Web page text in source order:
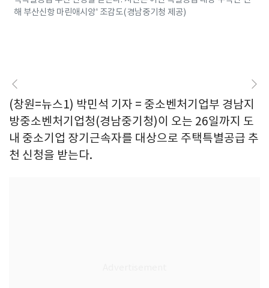
해 부산신항 마린애시앙' 조감도(경남중기청 제공)
(창원=뉴스1) 박민석 기자 = 중소벤처기업부 경남지
방중소벤처기업청(경남중기청)이 오는 26일까지 도
내 중소기업 장기근속자를 대상으로 주택특별공급 추
천 신청을 받는다.